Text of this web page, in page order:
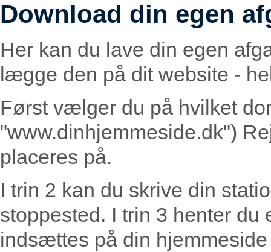
Download din egen
Her kan du lave din egen
lægge den på dit website -
Først vælger du på hvilket
"www.dinhjemmeside.dk")
placeres på.
I trin 2 kan du skrive din
stoppested. I trin 3 henter du
indsættes på din